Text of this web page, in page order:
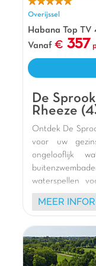
en peuterbad.
Waterpark
Slechts
Overijssel
Habana Top TV
Vanaf
357
De
Rheeze
Ontdek De
voor uw
ongelooflijk
waterspellen
weer.
speeltuinen,
mascottes en
avonden.
MEER